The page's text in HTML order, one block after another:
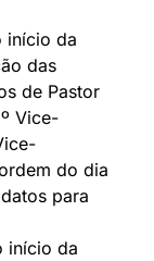
início da
das
de Pastor
Vice-
do dia
para
início da